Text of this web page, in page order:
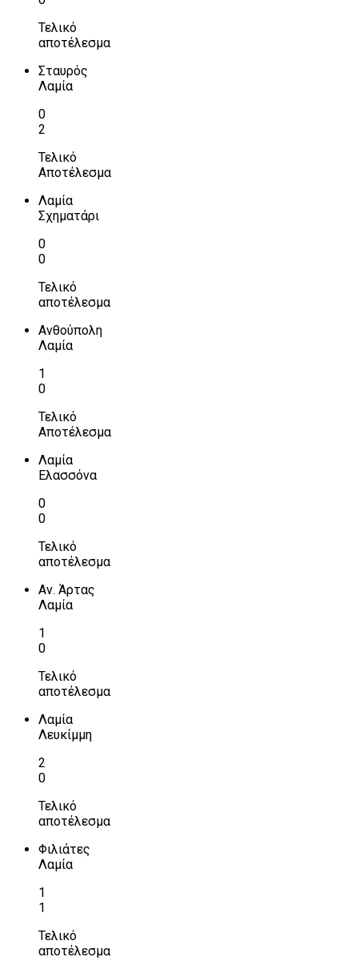
Τελικό
αποτέλεσμα
Σταυρός
Λαμία
0
2
Τελικό
Αποτέλεσμα
Λαμία
Σχηματάρι
0
0
Τελικό
αποτέλεσμα
Ανθούπολη
Λαμία
1
0
Τελικό
Αποτέλεσμα
Λαμία
Ελασσόνα
0
0
Τελικό
αποτέλεσμα
Αν. Άρτας
Λαμία
1
0
Τελικό
αποτέλεσμα
Λαμία
Λευκίμμη
2
0
Τελικό
αποτέλεσμα
Φιλιάτες
Λαμία
1
1
Τελικό
αποτέλεσμα